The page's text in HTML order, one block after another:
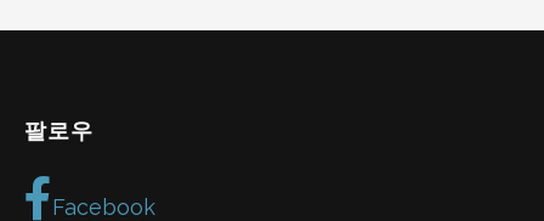
팔로우
Facebook